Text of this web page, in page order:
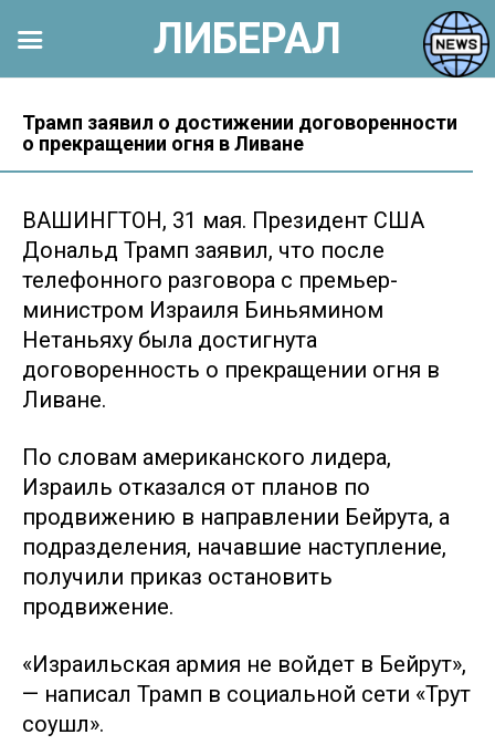
контенту
Трамп заявил о достижении договоренности
о прекращении огня в Ливане
ВАШИНГТОН, 31 мая. Президент США
Дональд Трамп заявил, что после
телефонного разговора с премьер-
министром Израиля Биньямином
Нетаньяху была достигнута
договоренность о прекращении огня в
Ливане.
По словам американского лидера,
Израиль отказался от планов по
продвижению в направлении Бейрута, а
подразделения, начавшие наступление,
получили приказ остановить
продвижение.
«Израильская армия не войдет в Бейрут»,
— написал Трамп в социальной сети «Трут
соушл».
ЛИБЕРАЛ